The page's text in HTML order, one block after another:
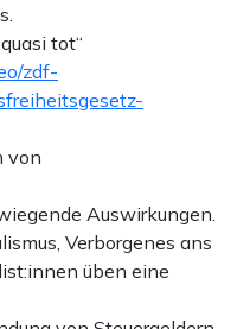
tot“
zdf-
von
Auswirkungen.
Verborgenes ans
üben eine